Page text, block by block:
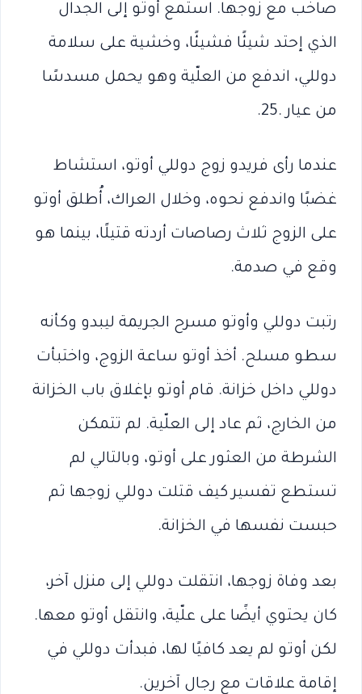
صاخب مع زوجها. استمع أوتو إلى الجدال
الذي إحتد شيئًا فشيئًا، وخشية على سلامة
دوللي، اندفع من العلّية وهو يحمل مسدسًا
من عيار .25.
عندما رأى فريدو زوج دوللي أوتو، استشاط
غضبًا واندفع نحوه، وخلال العراك، أُطلق أوتو
على الزوج ثلاث رصاصات أردته قتيلًا، بينما هو
وقع في صدمة.
رتبت دوللي وأوتو مسرح الجريمة ليبدو وكأنه
سطو مسلح. أخذ أوتو ساعة الزوج، واختبأت
دوللي داخل خزانة. قام أوتو بإغلاق باب الخزانة
من الخارج، ثم عاد إلى العلّية. لم تتمكن
الشرطة من العثور على أوتو، وبالتالي لم
تستطع تفسير كيف قتلت دوللي زوجها ثم
حبست نفسها في الخزانة.
بعد وفاة زوجها، انتقلت دوللي إلى منزل آخر،
كان يحتوي أيضًا على علّية، وانتقل أوتو معها.
لكن أوتو لم يعد كافيًا لها، فبدأت دوللي في
إقامة علاقات مع رجال آخرين.